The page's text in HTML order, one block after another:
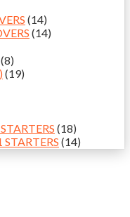
(14)
(14)
(8)
(19)
(18)
STARTERS (14)